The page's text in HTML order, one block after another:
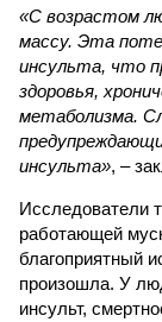
«С возрастом
массу. Эта
инсульта, что
здоровья,
метаболизма.
инсульта», –
Исследователи
работающей
благоприятный
произошла. У
инсульт,